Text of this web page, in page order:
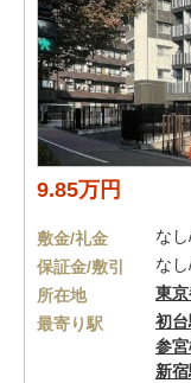
9.85万円
敷金/礼金
な
保証金/敷引
な
所在地
東
最寄り駅
初台
参
新